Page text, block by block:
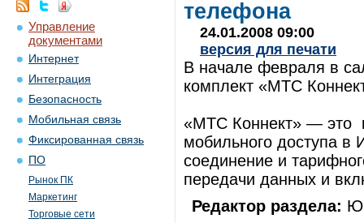
Управление
документами
Интернет
Интеграция
Безопасность
Мобильная связь
Фиксированная связь
ПО
Рынок ПК
Маркетинг
Торговые сети
телефона
24.01.2008 09:00
версия для печати
В начале февраля в
комплект «МТС
«МТС Коннект» — это
мобильного доступа в
соединение и
передачи данных и
Редактор раздела: